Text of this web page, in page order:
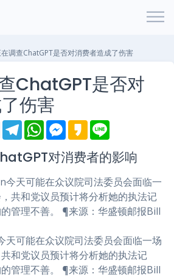
在调查ChatGPT是否对消费者造成了伤害
ChatGPT是否对
伤害
E
m
i
l
T
e
e
g
a
m
W
h
t
s
p
p
M
e
s
e
n
g
e
r
K
a
a
o
e
对消费者的影响
天可能在众议院司法委员会面临一场
和党议员预计将分析她的执法记
管理不善。 ¶来源：华盛顿邮报Bill